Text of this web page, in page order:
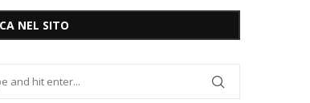
NEL SITO